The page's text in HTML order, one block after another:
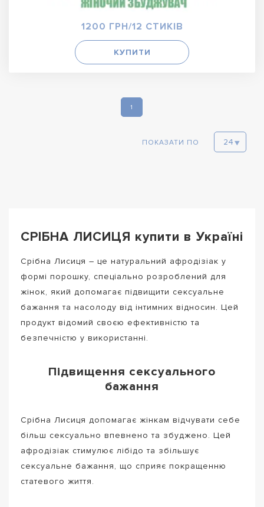
1200 ГРН/12 СТИКІВ
КУПИТИ
1
ПОКАЗАТИ ПО
СРІБНА ЛИСИЦЯ купити в Україні
Срібна Лисиця – це натуральний афродізіак у
формі порошку, спеціально розроблений для
жінок, який допомагає підвищити сексуальне
бажання та насолоду від інтимних відносин. Цей
продукт відомий своєю ефективністю та
безпечністю у використанні.
Підвищення сексуального
бажання
Срібна Лисиця допомагає жінкам відчувати себе
більш сексуально впевнено та збуджено. Цей
афродізіак стимулює лібідо та збільшує
сексуальне бажання, що сприяє покращенню
статевого життя.